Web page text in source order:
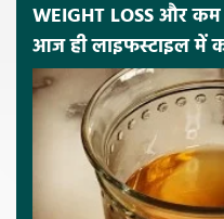
WEIGHT LOSS और कम
आज ही लाइफस्टाइल में